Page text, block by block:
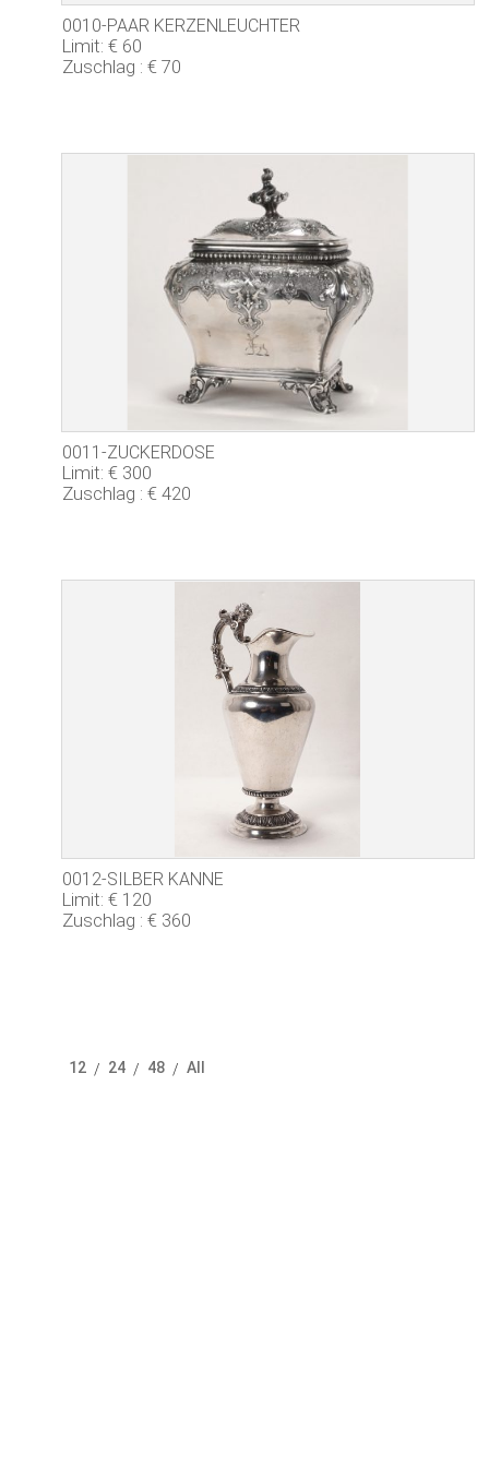
0010-PAAR KERZENLEUCHTER
Limit: € 60
Zuschlag : € 70
0011-ZUCKERDOSE
Limit: € 300
Zuschlag : € 420
0012-SILBER KANNE
Limit: € 120
Zuschlag : € 360
12 / 24 / 48 / All